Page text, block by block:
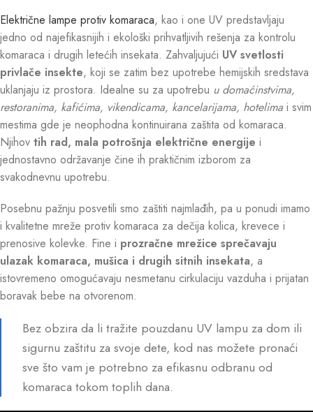
Električne lampe protiv komaraca, kao i one UV predstavljaju
jedno od najefikasnijih i ekološki prihvatljivih rešenja za kontrolu
komaraca i drugih letećih insekata. Zahvaljujući UV svetlosti
privlače insekte, koji se zatim bez upotrebe hemijskih sredstava
uklanjaju iz prostora. Idealne su za upotrebu u domaćinstvima,
restoranima, kafićima, vikendicama, kancelarijama, hotelima i svim
mestima gde je neophodna kontinuirana zaštita od komaraca.
Njihov tih rad, mala potrošnja električne energije i
jednostavno održavanje čine ih praktičnim izborom za
svakodnevnu upotrebu.
Posebnu pažnju posvetili smo zaštiti najmlađih, pa u ponudi imamo
i kvalitetne mreže protiv komaraca za dečija kolica, krevece i
prenosive kolevke. Fine i prozračne mrežice sprečavaju
ulazak komaraca, mušica i drugih sitnih insekata, a
istovremeno omogućavaju nesmetanu cirkulaciju vazduha i prijatan
boravak bebe na otvorenom.
Bez obzira da li tražite pouzdanu UV lampu za dom ili
sigurnu zaštitu za svoje dete, kod nas možete pronaći
sve što vam je potrebno za efikasnu odbranu od
komaraca tokom toplih dana.